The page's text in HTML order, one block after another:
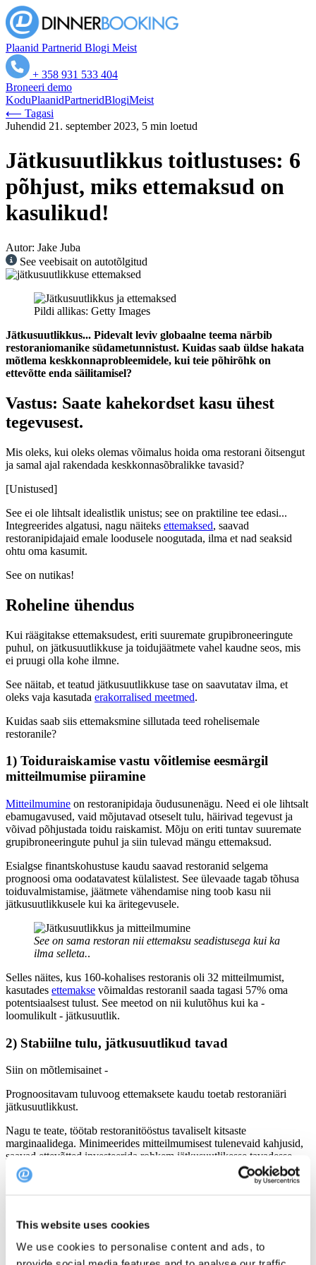
This website uses cookies
We use cookies to personalise content and ads, to
Plaanid Partnerid Blogi Meist
+ 358 931 533 404
Broneeri demo
KoduPlaanidPartneridBlogiMeist
⟵ Tagasi
Juhendid 21. september 2023, 5 min loetud
Jätkusuutlikkus toitlustuses: 6
põhjust, miks ettemaksud on
kasulikud!
Autor: Jake Juba
See veebisait on autotõlgitud
Pildi allikas: Getty Images
Jätkusuutlikkus... Pidevalt leviv globaalne teema närbib
restoraniomanike südametunnistust. Kuidas saab üldse hakata
mõtlema keskkonnaprobleemidele, kui teie põhirõhk on
ettevõtte enda säilitamisel?
Vastus: Saate kahekordset kasu ühest
tegevusest.
Mis oleks, kui oleks olemas võimalus hoida oma restorani õitsengut
ja samal ajal rakendada keskkonnasõbralikke tavasid?
[Unistused]
See ei ole lihtsalt idealistlik unistus; see on praktiline tee edasi...
Integreerides algatusi, nagu näiteks ettemaksed, saavad
restoranipidajaid emale loodusele noogutada, ilma et nad seaksid
ohtu oma kasumit.
See on nutikas!
Roheline ühendus
Kui räägitakse ettemaksudest, eriti suuremate grupibroneeringute
puhul, on jätkusuutlikkuse ja toidujäätmete vahel kaudne seos, mis
ei pruugi olla kohe ilmne.
See näitab, et teatud jätkusuutlikkuse tase on saavutatav ilma, et
oleks vaja kasutada erakorralised meetmed.
Kuidas saab siis ettemaksmine sillutada teed rohelisemale
restoranile?
1) Toiduraiskamise vastu võitlemise eesmärgil
mitteilmumise piiramine
Mitteilmumine on restoranipidaja õudusunenägu. Need ei ole lihtsalt
ebamugavused, vaid mõjutavad otseselt tulu, häirivad tegevust ja
võivad põhjustada toidu raiskamist. Mõju on eriti tuntav suuremate
grupibroneeringute puhul ja siin tulevad mängu ettemaksud.
Esialgse finantskohustuse kaudu saavad restoranid selgema
prognoosi oma oodatavatest külalistest. See ülevaade tagab tõhusa
toiduvalmistamise, jäätmete vähendamise ning toob kasu nii
jätkusuutlikkusele kui ka äritegevusele.
See on sama restoran nii ettemaksu seadistusega kui ka
ilma selleta..
Selles näites, kus 160-kohalises restoranis oli 32 mitteilmumist,
kasutades ettemakse võimaldas restoranil saada tagasi 57% oma
potentsiaalsest tulust. See meetod on nii kulutõhus kui ka -
loomulikult - jätkusuutlik.
2) Stabiilne tulu, jätkusuutlikud tavad
Siin on mõtlemisainet -
Prognoositavam tuluvoog ettemaksete kaudu toetab restoraniäri
jätkusuutlikkust.
Nagu te teate, töötab restoranitööstus tavaliselt kitsaste
marginaalidega. Minimeerides mitteilmumisest tulenevaid kahjusid,
saavad ettevõtted investeerida rohkem jätkusuutlikesse tavadesse,
näiteks kohalikult toodetud, orgaaniliste või säästvate koostisosade
hankimisse.
Kui külalised teavad, et nad on andnud rahalise lubaduse, on nad